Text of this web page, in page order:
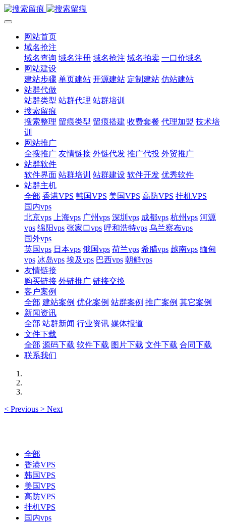
网站首页
域名抢注
域名查询 域名注册 域名抢注 域名拍卖 一口价域名
网站建设
建站步骤 单页建站 开源建站 定制建站 仿站建站
站群代做
站群类型 站群代理 站群培训
搜索留痕
搜索整理 留痕类型 留痕搭建 收费套餐 代理加盟 技术培
训
网站推广
全搜推广 友情链接 外链代发 推广代投 外贸推广
站群软件
软件界面 站群培训 站群建设 软件开发 优秀软件
站群主机
全部 香港VPS 韩国VPS 美国VPS 高防VPS 挂机VPS
国内vps
北京vps
上海vps 广州vps 深圳vps 成都vps 杭州vps 河源
vps 绵阳vps 张家口vps 呼和浩特vps 乌兰察布vps
国外vps
英国vps 日本vps 俄国vps 荷兰vps 希腊vps 越南vps 缅甸
vps 冰岛vps 埃及vps 巴西vps 朝鲜vps
友情链接
购买链接 外链推广 链接交换
客户案例
全部 建站案例 优化案例 站群案例 推广案例 其它案例
新闻资讯
全部 站群新闻 行业资讯 媒体报道
文件下载
全部 源码下载 软件下载 图片下载 文件下载 合同下载
联系我们
< Previous > Next
全部
香港VPS
韩国VPS
美国VPS
高防VPS
挂机VPS
国内vps